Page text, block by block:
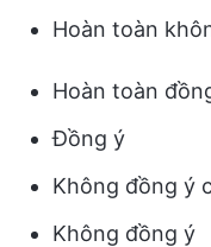
Hoàn toàn
Hoàn toàn
Đồng ý
Không đồng ý
Không đồng ý